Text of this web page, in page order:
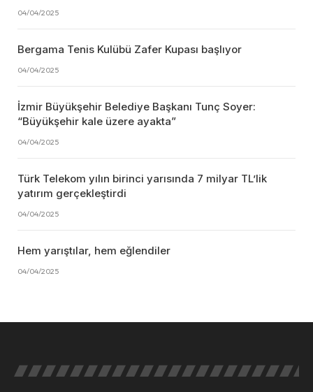
04/04/2025
Bergama Tenis Kulübü Zafer Kupası başlıyor
04/04/2025
İzmir Büyükşehir Belediye Başkanı Tunç Soyer:
“Büyükşehir kale üzere ayakta”
04/04/2025
Türk Telekom yılın birinci yarısında 7 milyar TL’lik
yatırım gerçekleştirdi
04/04/2025
Hem yarıştılar, hem eğlendiler
04/04/2025